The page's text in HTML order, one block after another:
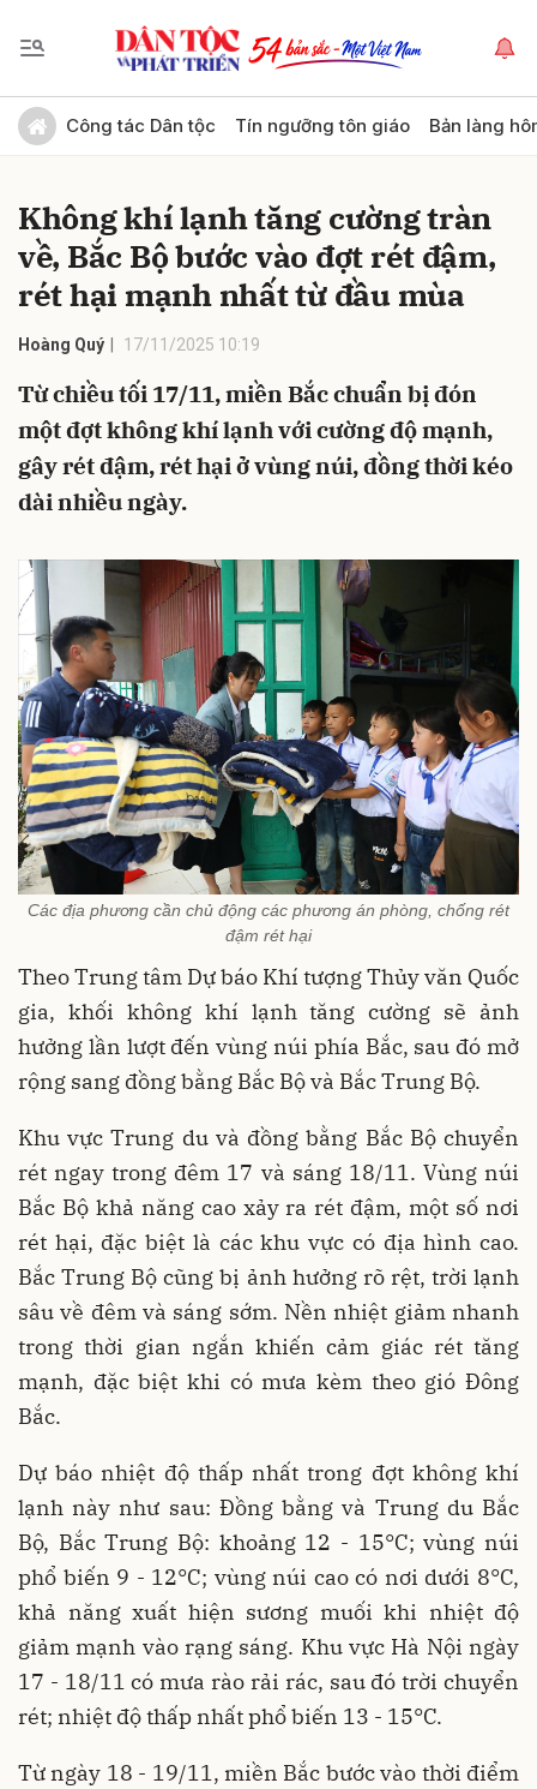
Công tác Dân tộc Tín ngưỡng tôn giáo Bản làng
Không khí lạnh tăng cường tràn
về, Bắc Bộ bước vào đợt rét đậm,
rét hại mạnh nhất từ đầu mùa
Hoàng Quý 17/11/2025 10:19
Từ chiều tối 17/11, miền Bắc chuẩn bị đón
một đợt không khí lạnh với cường độ mạnh,
gây rét đậm, rét hại ở vùng núi, đồng thời kéo
dài nhiều ngày.
Các địa phương cần chủ động các phương án phòng, chống rét
đậm rét hại
Theo Trung tâm Dự báo Khí tượng Thủy văn Quốc
gia, khối không khí lạnh tăng cường sẽ ảnh
hưởng lần lượt đến vùng núi phía Bắc, sau đó mở
rộng sang đồng bằng Bắc Bộ và Bắc Trung Bộ.
Khu vực Trung du và đồng bằng Bắc Bộ chuyển
rét ngay trong đêm 17 và sáng 18/11. Vùng núi
Bắc Bộ khả năng cao xảy ra rét đậm, một số nơi
rét hại, đặc biệt là các khu vực có địa hình cao.
Bắc Trung Bộ cũng bị ảnh hưởng rõ rệt, trời lạnh
sâu về đêm và sáng sớm. Nền nhiệt giảm nhanh
trong thời gian ngắn khiến cảm giác rét tăng
mạnh, đặc biệt khi có mưa kèm theo gió Đông
Bắc.
Dự báo nhiệt độ thấp nhất trong đợt không khí
lạnh này như sau: Đồng bằng và Trung du Bắc
Bộ, Bắc Trung Bộ: khoảng 12 - 15°C; vùng núi
phổ biến 9 - 12°C; vùng núi cao có nơi dưới 8°C,
khả năng xuất hiện sương muối khi nhiệt độ
giảm mạnh vào rạng sáng. Khu vực Hà Nội ngày
17 - 18/11 có mưa rào rải rác, sau đó trời chuyển
rét; nhiệt độ thấp nhất phổ biến 13 - 15°C.
Từ ngày 18 - 19/11, miền Bắc bước vào thời điểm
Gửi bình luận